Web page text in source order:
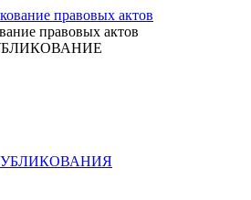
правовых актов